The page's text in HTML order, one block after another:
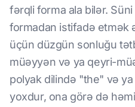
fərqli forma ala bilər.
formadan istifadə etmək
üçün düzgün sonluğu
müəyyən və ya qeyri-
polyak dilində "the" və
yoxdur, ona görə də